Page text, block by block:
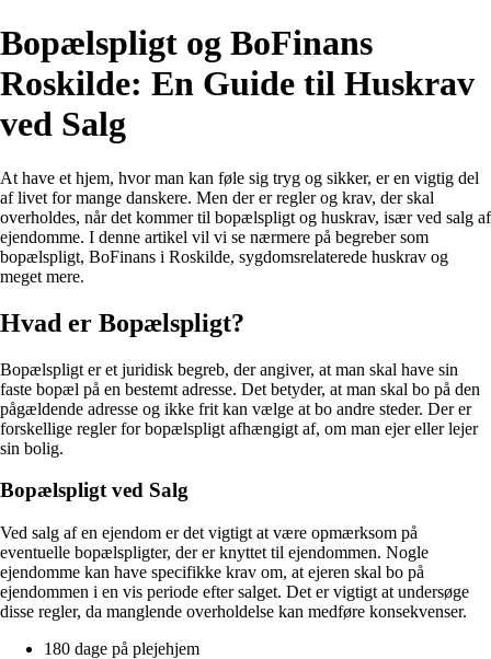
Bopælspligt og BoFinans
Roskilde: En Guide til Huskrav
ved Salg
At have et hjem, hvor man kan føle sig tryg og sikker, er en vigtig del
af livet for mange danskere. Men der er regler og krav, der skal
overholdes, når det kommer til bopælspligt og huskrav, især ved salg af
ejendomme. I denne artikel vil vi se nærmere på begreber som
bopælspligt, BoFinans i Roskilde, sygdomsrelaterede huskrav og
meget mere.
Hvad er Bopælspligt?
Bopælspligt er et juridisk begreb, der angiver, at man skal have sin
faste bopæl på en bestemt adresse. Det betyder, at man skal bo på den
pågældende adresse og ikke frit kan vælge at bo andre steder. Der er
forskellige regler for bopælspligt afhængigt af, om man ejer eller lejer
sin bolig.
Bopælspligt ved Salg
Ved salg af en ejendom er det vigtigt at være opmærksom på
eventuelle bopælspligter, der er knyttet til ejendommen. Nogle
ejendomme kan have specifikke krav om, at ejeren skal bo på
ejendommen i en vis periode efter salget. Det er vigtigt at undersøge
disse regler, da manglende overholdelse kan medføre konsekvenser.
180 dage på plejehjem